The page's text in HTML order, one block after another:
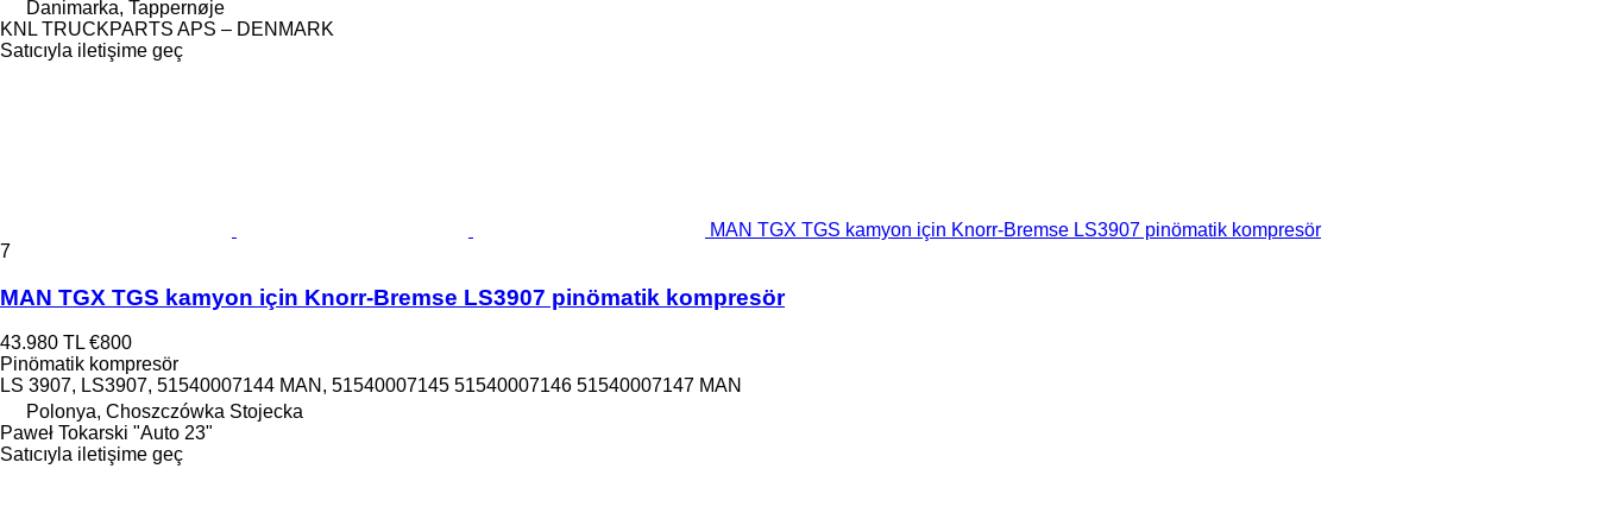
Danimarka, Tappernøje
KNL TRUCKPARTS APS – DENMARK
Satıcıyla iletişime geç
MAN TGX TGS kamyon için Knorr-Bremse LS3907 pinömatik kompresör
7
MAN TGX TGS kamyon için Knorr-Bremse LS3907 pinömatik kompresör
43.980 TL €800
Pinömatik kompresör
LS 3907, LS3907, 51540007144 MAN, 51540007145 51540007146 51540007147 MAN
Polonya, Choszczówka Stojecka
Paweł Tokarski "Auto 23"
Satıcıyla iletişime geç